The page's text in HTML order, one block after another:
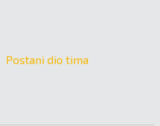
Postani dio tima